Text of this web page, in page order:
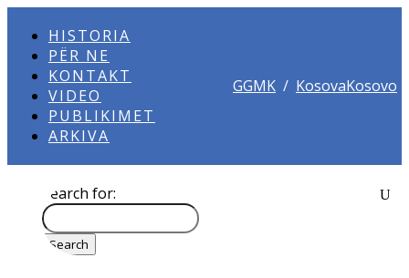
HISTORIA
PËR NE
KONTAKT
VIDEO
PUBLIKIMET
ARKIVA
GGMK / KosovaKosovo
Search for: